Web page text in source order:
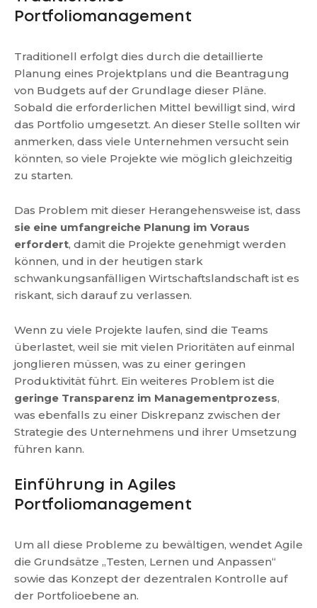
Portfoliomanagement
Traditionell erfolgt dies durch die detaillierte
Planung eines Projektplans und die Beantragung
von Budgets auf der Grundlage dieser Pläne.
Sobald die erforderlichen Mittel bewilligt sind, wird
das Portfolio umgesetzt. An dieser Stelle sollten wir
anmerken, dass viele Unternehmen versucht sein
könnten, so viele Projekte wie möglich gleichzeitig
zu starten.
Das Problem mit dieser Herangehensweise ist, dass
sie eine umfangreiche Planung im Voraus
erfordert, damit die Projekte genehmigt werden
können, und in der heutigen stark
schwankungsanfälligen Wirtschaftslandschaft ist es
riskant, sich darauf zu verlassen.
Wenn zu viele Projekte laufen, sind die Teams
überlastet, weil sie mit vielen Prioritäten auf einmal
jonglieren müssen, was zu einer geringen
Produktivität führt. Ein weiteres Problem ist die
geringe Transparenz im Managementprozess,
was ebenfalls zu einer Diskrepanz zwischen der
Strategie des Unternehmens und ihrer Umsetzung
führen kann.
Einführung in Agiles
Portfoliomanagement
Um all diese Probleme zu bewältigen, wendet Agile
die Grundsätze „Testen, Lernen und Anpassen“
sowie das Konzept der dezentralen Kontrolle auf
der Portfolioebene an.